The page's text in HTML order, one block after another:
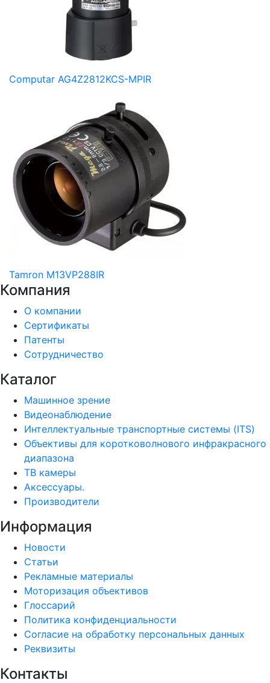
Computar AG4Z2812KCS-MPIR
Tamron M13VP288IR
Компания
О компании
Сертификаты
Патенты
Сотрудничество
Каталог
Машинное зрение
Видеонаблюдение
Интеллектуальные транспортные системы (ITS)
Объективы для коротковолнового инфракрасного
диапазона
ТВ камеры
Аксессуары.
Производители
Информация
Новости
Статьи
Рекламные материалы
Моторизация объективов
Глоссарий
Политика конфиденциальности
Согласие на обработку персональных данных
Реквизиты
Контакты